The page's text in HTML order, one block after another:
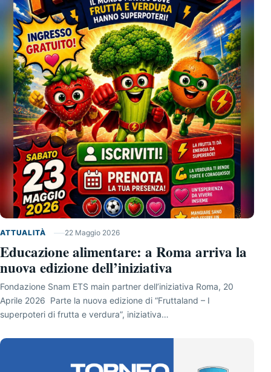
ATTUALITÀ 22 Maggio 2026
Educazione alimentare: a Roma arriva la
nuova edizione dell’iniziativa
Fondazione Snam ETS main partner dell’iniziativa Roma, 20
Aprile 2026 Parte la nuova edizione di “Fruttaland – I
superpoteri di frutta e verdura”, iniziativa…